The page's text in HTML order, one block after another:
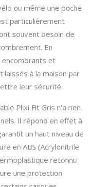
ou même une poche
particulièrement
souvent besoin de
En
encombrants et
à la maison par
leur sécurité.
Plixi Fit Gris n'a rien
Il répond en effet à
un haut niveau de
en ABS (Acrylonitrile
reconnu
une protection